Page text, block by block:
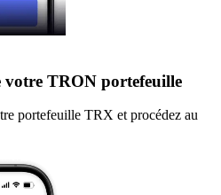
votre TRON portefeuille
portefeuille TRX et procédez au